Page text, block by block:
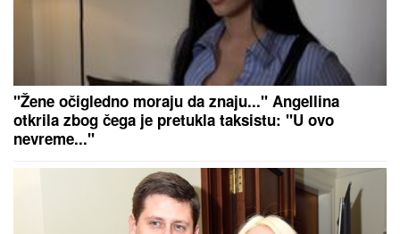
MIRKA VASILJEVIĆ SVA U
CIRKONIMA, BOSILJČIĆ RAZVEZAO
KRAVATUPoznati prošetali crvenim
tepihom, pa usledio vatromet: Gala
Videnović nakon mnogo vremena u
javnosti (Video)